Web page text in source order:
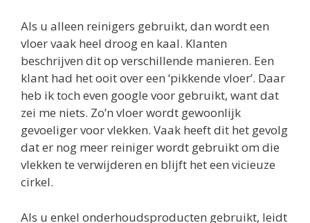
Als u alleen reinigers gebruikt, dan wordt een
vloer vaak heel droog en kaal. Klanten
beschrijven dit op verschillende manieren. Een
klant had het ooit over een ‘pikkende vloer’. Daar
heb ik toch even google voor gebruikt, want dat
zei me niets. Zo’n vloer wordt gewoonlijk
gevoeliger voor vlekken. Vaak heeft dit het gevolg
dat er nog meer reiniger wordt gebruikt om die
vlekken te verwijderen en blijft het een vicieuze
cirkel.
Als u enkel onderhoudsproducten gebruikt, leidt